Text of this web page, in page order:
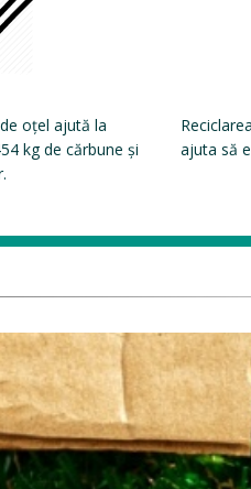
oțel ajută la
kg de cărbune și
ajuta să